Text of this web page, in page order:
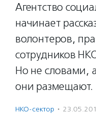
Агентство
начинает
волонтеров,
сотрудников
Но не словами,
они размещают.
НКО-сектор ·